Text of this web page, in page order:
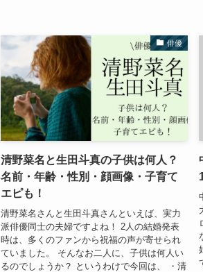
俳優
清野菜名と生田斗真の子供は何人？
名前・年齢・性別・顔画像・子育て
エピも！
清野菜名さんと生田斗真さんといえば、実力
派俳優同士の夫婦ですよね！ 2人の結婚発表
時は、多くのファンから祝福の声が寄せられ
ていました。 そんなお二人に、子供は何人い
るのでしょうか？ というわけで今回は、 ・清